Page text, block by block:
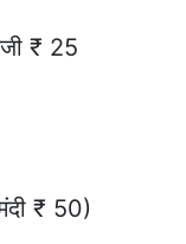
₹ 25
₹ 50)